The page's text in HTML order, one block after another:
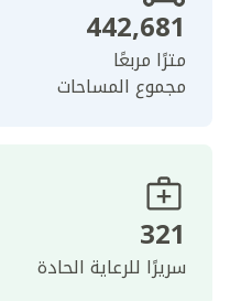
442,681
مترًا مربعًا
مجموع المساحات
321
سريرًا للرعاية الحادة